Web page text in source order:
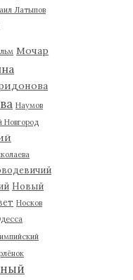
Латыпов
Мочар
Наумов
Новгород
Новый
Носков